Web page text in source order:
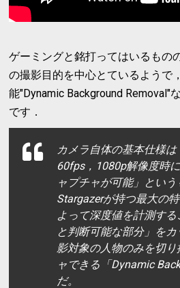
ゲーミングと銘打ってはいるもの
の撮影目的を中心とているようで
能"Dynamic Background Removal"
です．
カメラ自体の基本仕様
60fps，1080p解像度時
ャプチャが可能」とい
Stargazerが持つ最大の
よって深度値を計測す
と判断可能な部分」を
影対象の人物のみを切
ャできる「Dynamic
だ。